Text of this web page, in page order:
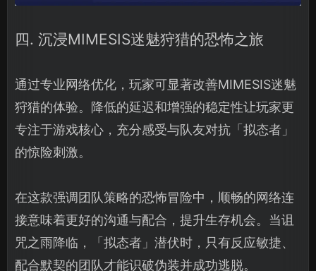
四. 沉浸MIMESIS迷魅狩猎的恐怖之旅
通过专业网络优化，玩家可显著改善MIMESIS迷魅
狩猎的体验。降低的延迟和增强的稳定性让玩家更
专注于游戏核心，充分感受与队友对抗「拟态者」
的惊险刺激。
在这款强调团队策略的恐怖冒险中，顺畅的网络连
接意味着更好的沟通与配合，提升生存机会。当诅
咒之雨降临，「拟态者」潜伏时，只有反应敏捷、
配合默契的团队才能识破伪装并成功逃脱。